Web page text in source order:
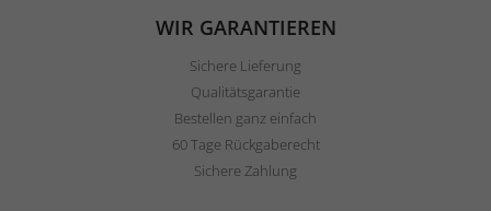
WIR GARANTIEREN
Sichere Lieferung
Qualitätsgarantie
Bestellen ganz einfach
60 Tage Rückgaberecht
Sichere Zahlung